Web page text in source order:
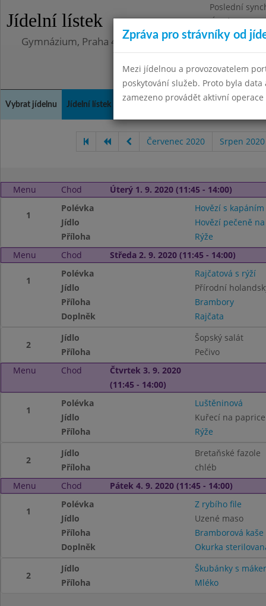
Jídelní lístek
Poslední
Úterý
Gymnázium, Praha 4, Budějovická 680
Vybrat jídelnu Jídelní lístek Kontakty a informace
Červenec 2020 Srpen 2020
Menu Chod Úterý 1. 9. 2020 (11:45 - 14:00)
1
Polévka
Hovězí s kapáním
Jídlo
Hovězí pečeně
Příloha
Rýže
Menu
Chod Středa 2. 9. 2020 (11:45 - 14:00)
1
Polévka
Rajčatová s rýží
Jídlo
Přírodní
Příloha
Brambory
Doplněk
Rajčata
2
Jídlo
Šopský salát
Příloha
Pečivo
Menu
Chod
Čtvrtek 3. 9. 2020
(11:45 - 14:00)
1
Polévka
Luštěninová
Jídlo
Kuřecí na paprice
Příloha
Rýže
2
Jídlo
Bretaňské fazole
Příloha
chléb
Menu
Chod Pátek 4. 9. 2020 (11:45 - 14:00)
1
Polévka
Z rybího file
Jídlo
Uzené maso
Příloha
Bramborová kaše
Doplněk
Okurka
2
Jídlo
Škubánky s
Příloha
Mléko
Zpráva pro strávníky od
Mezi jídelnou a provozovatelem
poskytování služeb. Proto byla
zamezeno provádět aktivní